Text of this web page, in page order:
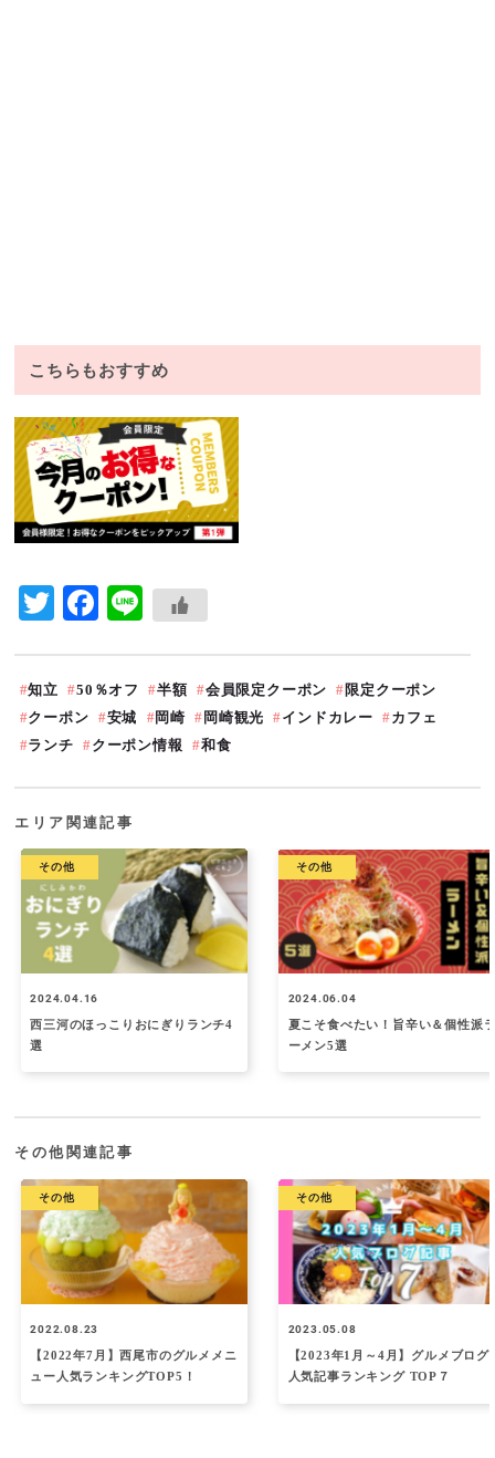
こちらもおすすめ
Twitter
Facebook
Line
知立 50％オフ 半額 会員限定クーポン
限定クーポン
クーポン
安城 岡崎 岡崎観光 インドカレー
カフェ
ランチ
クーポン情報 和食
エリア関連記事
その他
2024.04.16
西三河のほっこりおにぎりランチ4
選
その他
2024.06.04
夏こそ食べたい！旨辛い＆個性派
ーメン5選
その他関連記事
その他
2022.08.23
【2022年7月】西尾市のグルメメニ
ュー人気ランキングTOP5！
その他
2023.05.08
【2023年1月～4月】グルメブログ
人気記事ランキング TOP７